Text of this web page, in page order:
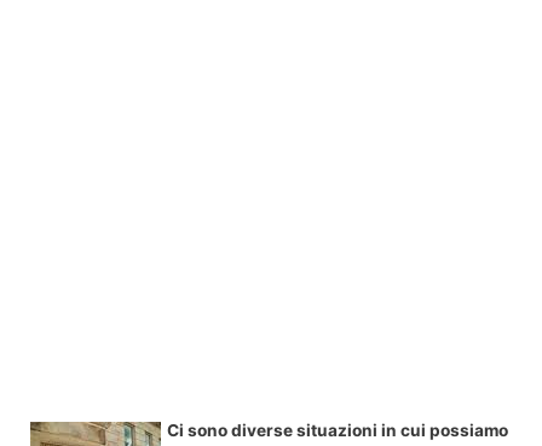
Ci sono diverse situazioni in cui possiamo